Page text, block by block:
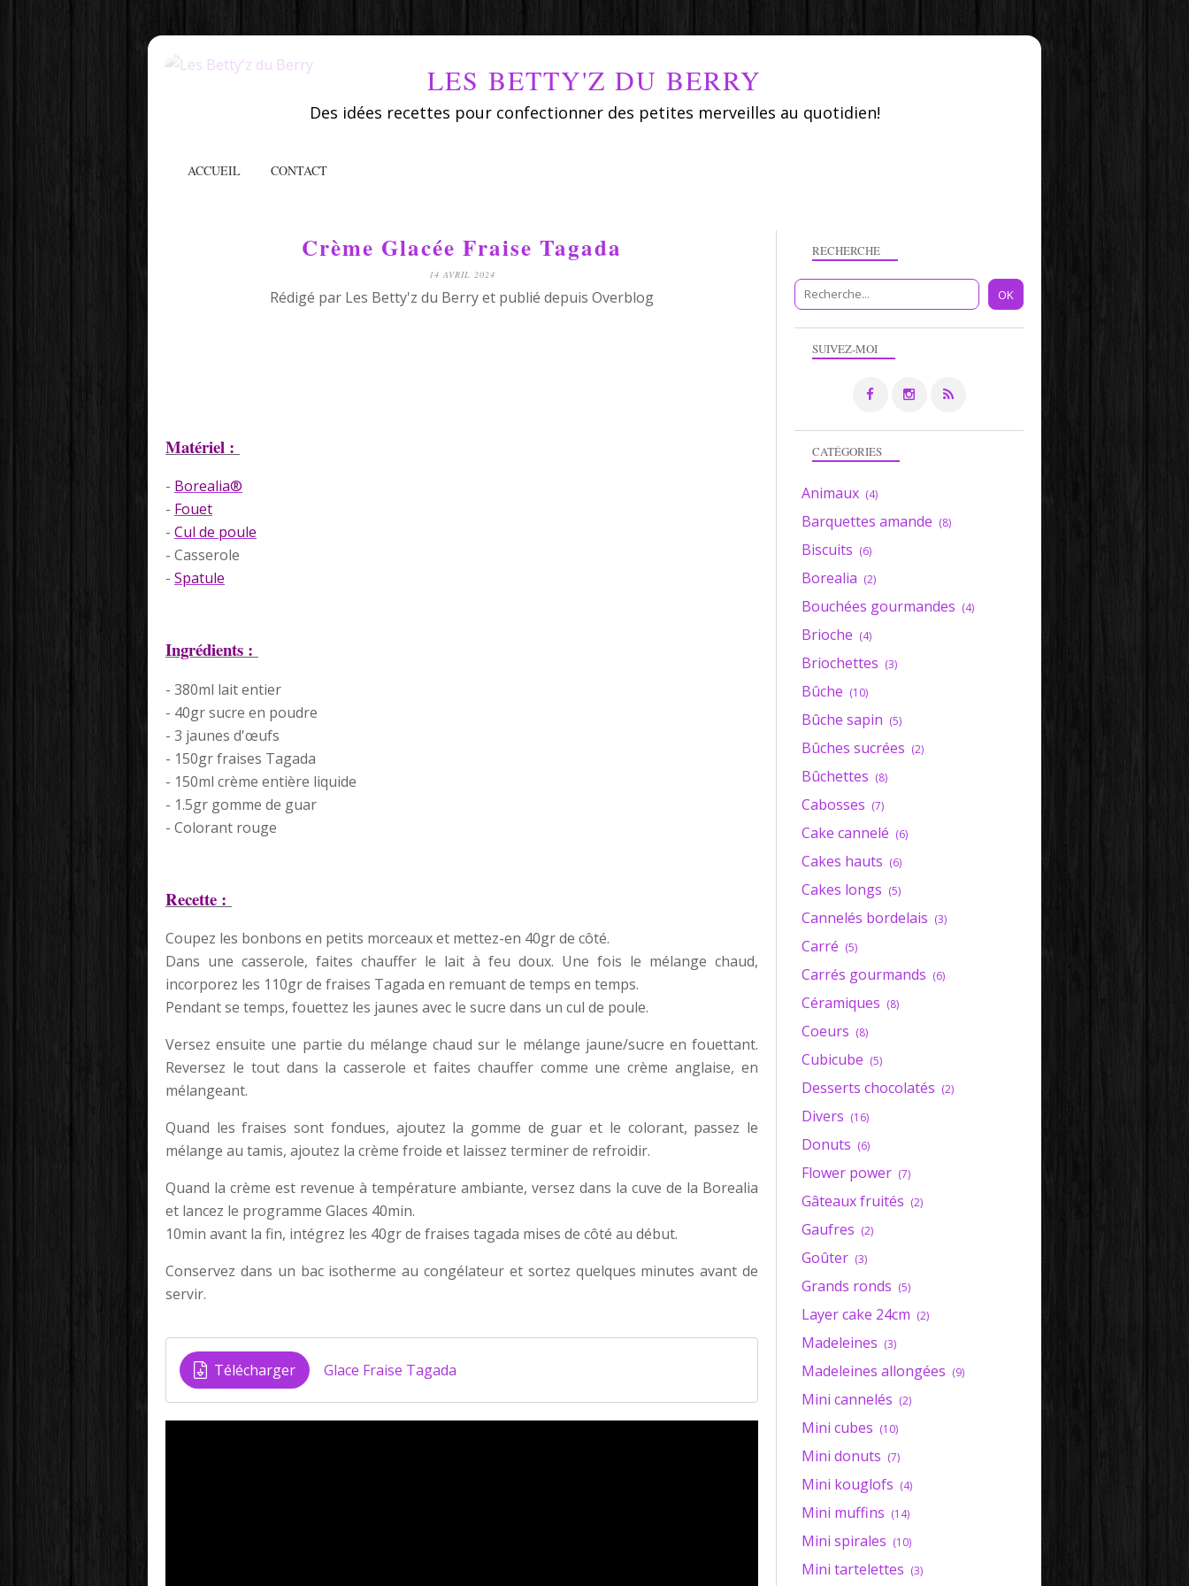
LES BETTY'Z DU BERRY
Des idées recettes pour confectionner des petites merveilles au quotidien!
ACCUEIL CONTACT
Crème Glacée Fraise Tagada
14 AVRIL 2024
Rédigé par Les Betty'z du Berry et publié depuis Overblog
Matériel :
- Borealia®
- Fouet
- Cul de poule
- Casserole
- Spatule
Ingrédients :
- 380ml lait entier
- 40gr sucre en poudre
- 3 jaunes d'œufs
- 150gr fraises Tagada
- 150ml crème entière liquide
- 1.5gr gomme de guar
- Colorant rouge
Recette :
Coupez les bonbons en petits morceaux et mettez-en 40gr de côté.
Dans une casserole, faites chauffer le lait à feu doux. Une fois le mélange chaud,
incorporez les 110gr de fraises Tagada en remuant de temps en temps.
Pendant se temps, fouettez les jaunes avec le sucre dans un cul de poule.
Versez ensuite une partie du mélange chaud sur le mélange jaune/sucre en fouettant.
Reversez le tout dans la casserole et faites chauffer comme une crème anglaise, en
mélangeant.
Quand les fraises sont fondues, ajoutez la gomme de guar et le colorant, passez le
mélange au tamis, ajoutez la crème froide et laissez terminer de refroidir.
Quand la crème est revenue à température ambiante, versez dans la cuve de la Borealia
et lancez le programme Glaces 40min.
10min avant la fin, intégrez les 40gr de fraises tagada mises de côté au début.
Conservez dans un bac isotherme au congélateur et sortez quelques minutes avant de
servir.
Télécharger Glace Fraise Tagada
SUIVEZ-MOI
RECHERCHE
CATÉGORIES
Animaux (4)
Barquettes amande (8)
Biscuits (6)
Borealia (2)
Bouchées gourmandes (4)
Brioche (4)
Briochettes (3)
Bûche (10)
Bûche sapin (5)
Bûches sucrées (2)
Bûchettes (8)
Cabosses (7)
Cake cannelé (6)
Cakes hauts (6)
Cakes longs (5)
Cannelés bordelais (3)
Carré (5)
Carrés gourmands (6)
Céramiques (8)
Coeurs (8)
Cubicube (5)
Desserts chocolatés (2)
Divers (16)
Donuts (6)
Flower power (7)
Gâteaux fruités (2)
Gaufres (2)
Goûter (3)
Grands ronds (5)
Layer cake 24cm (2)
Madeleines (3)
Madeleines allongées (9)
Mini cannelés (2)
Mini cubes (10)
Mini donuts (7)
Mini kouglofs (4)
Mini muffins (14)
Mini spirales (10)
Mini tartelettes (3)